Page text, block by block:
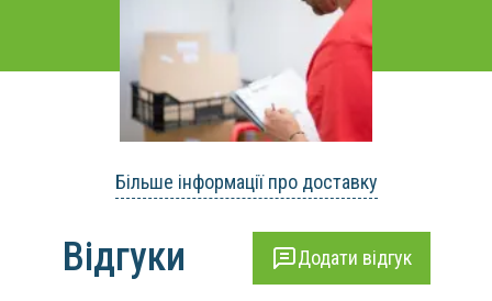
Більше інформації про доставку
Відгуки Додати відгук